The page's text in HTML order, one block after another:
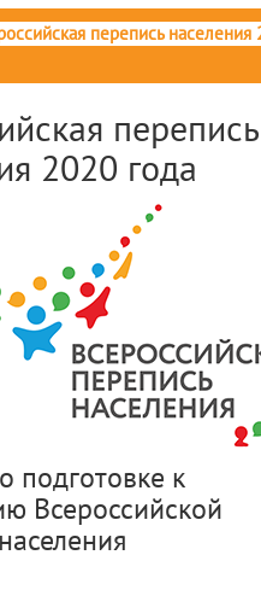
перепись населения
перепись
2020 года
подготовке к
Всероссийской